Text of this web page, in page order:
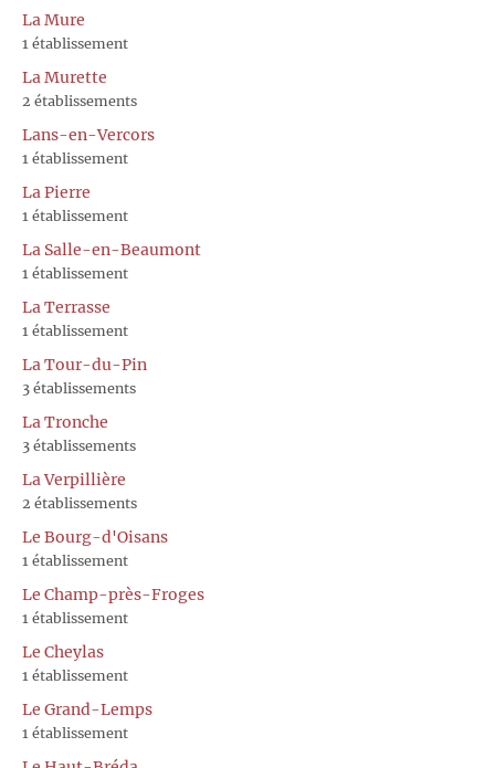
La Mure
1 établissement
La Murette
2 établissements
Lans-en-Vercors
1 établissement
La Pierre
1 établissement
La Salle-en-Beaumont
1 établissement
La Terrasse
1 établissement
La Tour-du-Pin
3 établissements
La Tronche
3 établissements
La Verpillière
2 établissements
Le Bourg-d'Oisans
1 établissement
Le Champ-près-Froges
1 établissement
Le Cheylas
1 établissement
Le Grand-Lemps
1 établissement